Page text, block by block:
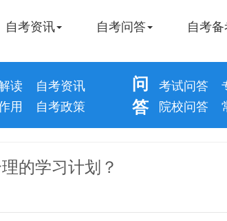
自考资讯 自考问答 自考
读
自考资讯
用
自考政策
问
答
考试问答
院校问答
的学习计划？